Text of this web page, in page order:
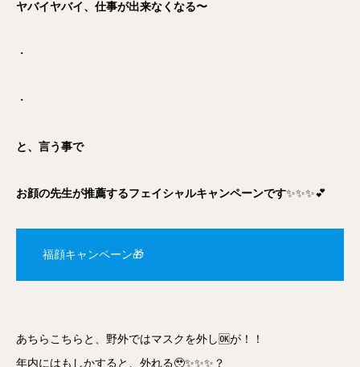
ヤバイヤバイ、仕事が出来なくなる〜
・
・
と、言う事で
お顔の先生が推薦するフェイシャルキャンペーンです✨✨✨💕
福顔キャンペーン🎁
あちらこちらと、野外ではマスクを外し🆗が！！
年内にはもしかすると、外れる🥹✨✨✨？